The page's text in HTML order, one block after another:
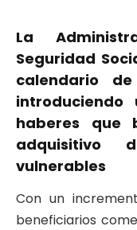
La
Seguridad
calendario
haberes que
adquisitivo
vulnerables
Con un
beneficiarios